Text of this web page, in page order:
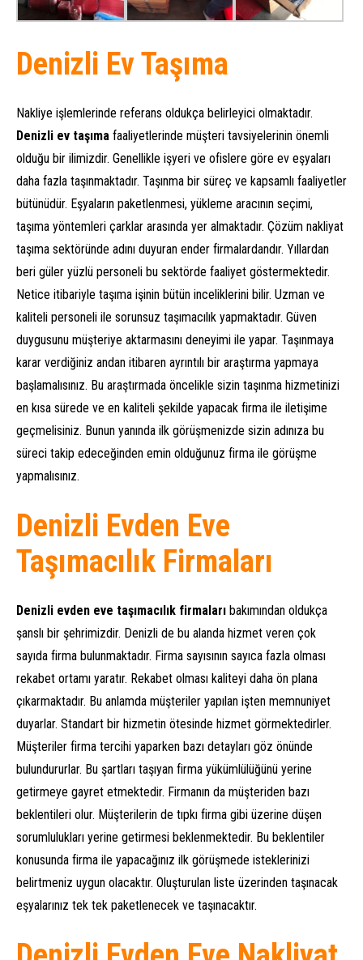
Denizli Ev Taşıma
Nakliye işlemlerinde referans oldukça belirleyici olmaktadır.
Denizli ev taşıma faaliyetlerinde müşteri tavsiyelerinin önemli
olduğu bir ilimizdir. Genellikle işyeri ve ofislere göre ev eşyaları
daha fazla taşınmaktadır. Taşınma bir süreç ve kapsamlı faaliyetler
bütünüdür. Eşyaların paketlenmesi, yükleme aracının seçimi,
taşıma yöntemleri çarklar arasında yer almaktadır. Çözüm nakliyat
taşıma sektöründe adını duyuran ender firmalardandır. Yıllardan
beri güler yüzlü personeli bu sektörde faaliyet göstermektedir.
Netice itibariyle taşıma işinin bütün inceliklerini bilir. Uzman ve
kaliteli personeli ile sorunsuz taşımacılık yapmaktadır. Güven
duygusunu müşteriye aktarmasını deneyimi ile yapar. Taşınmaya
karar verdiğiniz andan itibaren ayrıntılı bir araştırma yapmaya
başlamalısınız. Bu araştırmada öncelikle sizin taşınma hizmetinizi
en kısa sürede ve en kaliteli şekilde yapacak firma ile iletişime
geçmelisiniz. Bunun yanında ilk görüşmenizde sizin adınıza bu
süreci takip edeceğinden emin olduğunuz firma ile görüşme
yapmalısınız.
Denizli Evden Eve
Taşımacılık Firmaları
Denizli evden eve taşımacılık firmaları bakımından oldukça
şanslı bir şehrimizdir. Denizli de bu alanda hizmet veren çok
sayıda firma bulunmaktadır. Firma sayısının sayıca fazla olması
rekabet ortamı yaratır. Rekabet olması kaliteyi daha ön plana
çıkarmaktadır. Bu anlamda müşteriler yapılan işten memnuniyet
duyarlar. Standart bir hizmetin ötesinde hizmet görmektedirler.
Müşteriler firma tercihi yaparken bazı detayları göz önünde
bulundururlar. Bu şartları taşıyan firma yükümlülüğünü yerine
getirmeye gayret etmektedir. Firmanın da müşteriden bazı
beklentileri olur. Müşterilerin de tıpkı firma gibi üzerine düşen
sorumlulukları yerine getirmesi beklenmektedir. Bu beklentiler
konusunda firma ile yapacağınız ilk görüşmede isteklerinizi
belirtmeniz uygun olacaktır. Oluşturulan liste üzerinden taşınacak
eşyalarınız tek tek paketlenecek ve taşınacaktır.